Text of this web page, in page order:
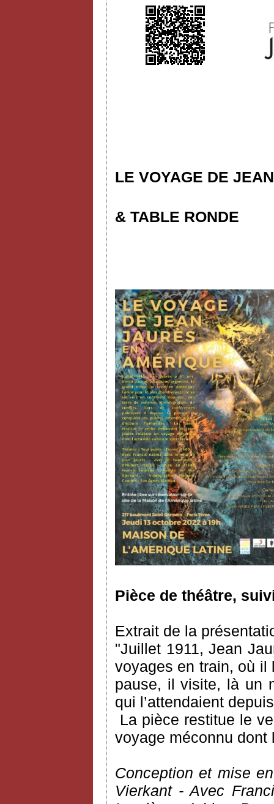
LE VOYAGE DE
& TABLE RONDE
Pièce de théâtre,
Extrait de la
"Juillet 1911, Jean
voyages en train, où il
pause, il visite, là un
qui l’attendaient
La pièce restitue le
voyage méconnu dont
Conception et mise
Vierkant - Avec